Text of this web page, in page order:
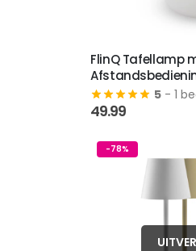
FlinQ Tafellamp
5 - 1
49.99
-78%